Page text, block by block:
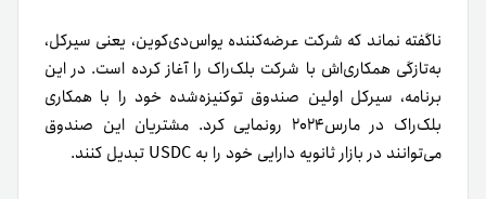
ناگفته نماند که شرکت عرضه‌کننده یو‌اس‌دی‌کوین، یعنی سیرکل،
به‌تازگی همکاری‌اش با شرکت بلک‌راک را آغاز کرده است. در این
برنامه، سیرکل اولین صندوق توکنیزه‌شده خود را با همکاری
بلک‌راک در مارس۲۰۲۴ رونمایی کرد. مشتریان این صندوق
می‌توانند در بازار ثانویه دارایی خود را به USDC تبدیل کنند.